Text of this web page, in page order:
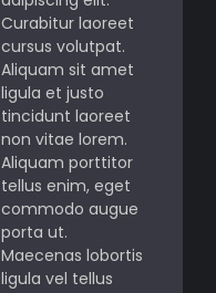
Curabitur laoreet
cursus volutpat.
Aliquam sit amet
ligula et justo
tincidunt laoreet
non vitae lorem.
Aliquam porttitor
tellus enim, eget
commodo augue
porta ut.
Maecenas lobortis
ligula vel tellus